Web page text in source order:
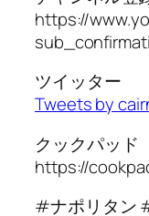
https://
ツイッター
Tweets by
クックパッド
https://
#ナポリタン